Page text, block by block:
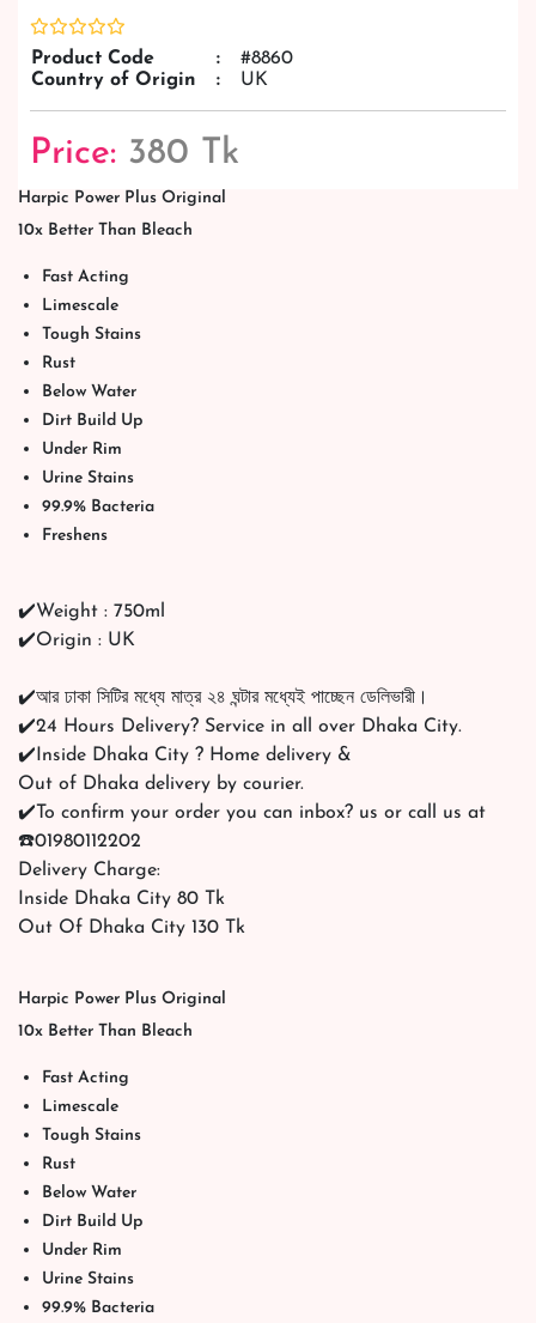
Product Code :
#8860
Country of Origin
: UK
Price: 380 Tk
Harpic Power Plus Original
10x Better Than Bleach
Fast Acting
Limescale
Tough Stains
Rust
Below Water
Dirt Build Up
Under Rim
Urine Stains
99.9% Bacteria
Freshens
✔️Weight : 750ml
✔️Origin : UK
✔️আর ঢাকা সিটির মধ্যে মাত্র ২৪ ঘন্টার মধ্যেই পাচ্ছেন ডেলিভারী।
✔️24 Hours Delivery? Service in all over Dhaka City.
✔️Inside Dhaka City ? Home delivery &
Out of Dhaka delivery by courier.
✔️To confirm your order you can inbox? us or call us at
☎️01980112202
Delivery Charge:
Inside Dhaka City 80 Tk
Out Of Dhaka City 130 Tk
Harpic Power Plus Original
10x Better Than Bleach
Fast Acting
Limescale
Tough Stains
Rust
Below Water
Dirt Build Up
Under Rim
Urine Stains
99.9% Bacteria